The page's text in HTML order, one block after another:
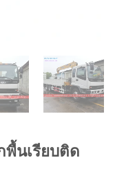
พื้นเรียบติด